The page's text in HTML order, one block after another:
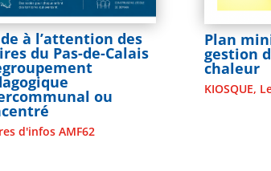
à l’attention des
du Pas-de-Calais
ou
d'infos AMF62
Plan
gestion
chaleur
KIOSQUE,